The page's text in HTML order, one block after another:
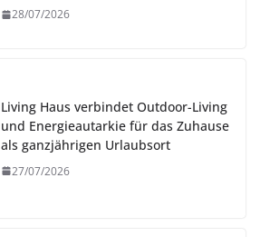
28/07/2026
Living Haus verbindet Outdoor-Living
und Energieautarkie für das Zuhause
als ganzjährigen Urlaubsort
27/07/2026